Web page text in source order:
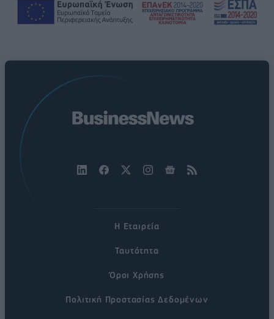
Η Εταιρεία
Ταυτότητα
Όροι Χρήσης
Πολιτική Προστασίας Δεδομένων